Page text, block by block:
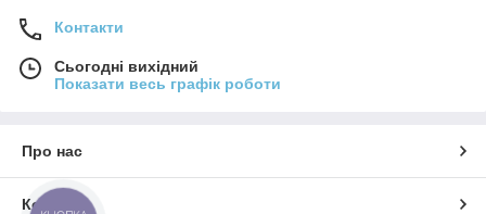
Контакти
Сьогодні вихідний
Показати весь графік роботи
Про нас
Контакти